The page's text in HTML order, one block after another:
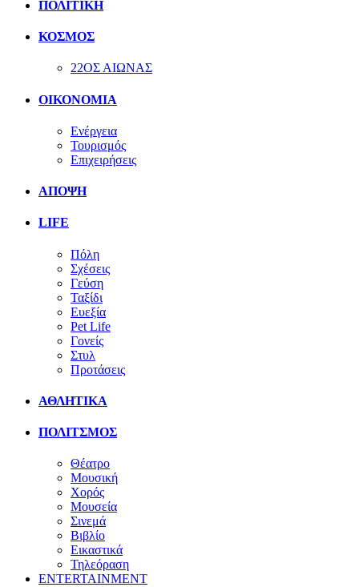
ΠΟΛΙΤΙΚΗ
ΚΟΣΜΟΣ
22ΟΣ ΑΙΩΝΑΣ
ΟΙΚΟΝΟΜΙΑ
Ενέργεια
Τουρισμός
Επιχειρήσεις
ΑΠΟΨΗ
LIFE
Πόλη
Σχέσεις
Γεύση
Ταξίδι
Ευεξία
Pet Life
Γονείς
Στυλ
Προτάσεις
ΑΘΛΗΤΙΚΑ
ΠΟΛΙΤΣΜΟΣ
Θέατρο
Μουσική
Χορός
Μουσεία
Σινεμά
Βιβλίο
Εικαστικά
Τηλεόραση
ENTERTAINMENT